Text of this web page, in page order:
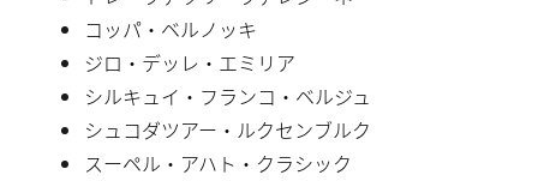
コッパ・ベルノッキ
ジロ・デッレ・エミリア
シルキュイ・フランコ・ベルジュ
シュコダツアー・ルクセンブルク
スーペル・アハト・クラシック